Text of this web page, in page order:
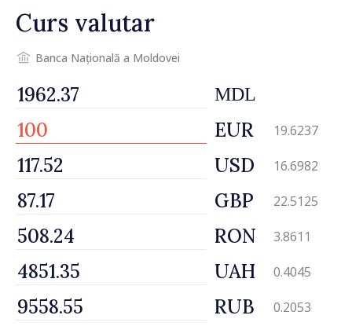
Curs valutar
Banca Națională a Moldovei
MDL
EUR 19.6237
USD 16.6982
GBP 22.5125
RON 3.8611
UAH 0.4045
RUB 0.2053